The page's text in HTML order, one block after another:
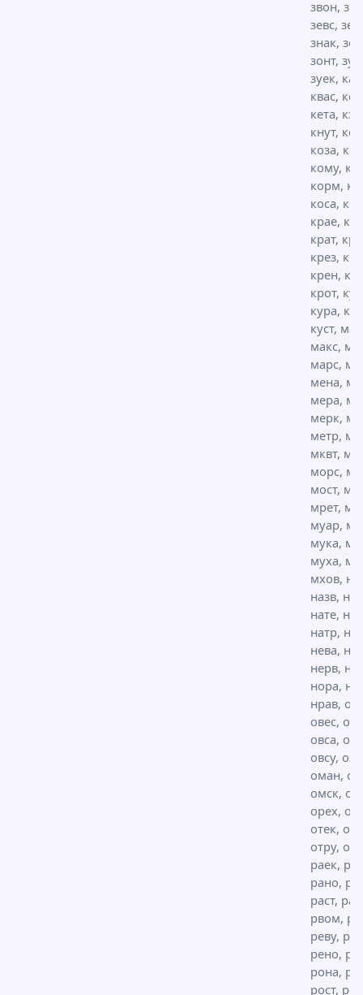
звон,
зевс,
знак,
зонт,
зуек,
квас,
кета,
кнут,
коза,
кому,
корм,
коса,
крае,
крат,
крез,
крен,
крот,
кура,
куст,
макс,
марс,
мена,
мера,
мерк,
метр,
мквт,
морс,
мост,
мрет,
муар,
мука,
муха,
мхов,
назв,
нате,
натр,
нева,
нерв,
нора,
нрав,
овес,
овса,
овсу,
оман,
омск,
орех,
отек,
отру,
раек,
рано,
раст,
рвом,
реву,
рено,
рона,
рост,